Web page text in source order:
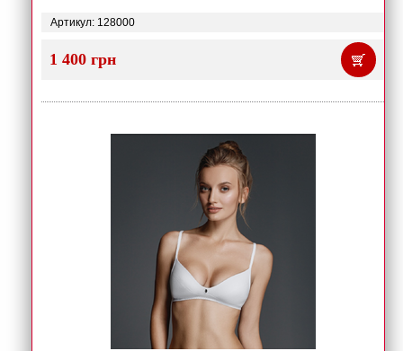
Артикул: 128000
1 400 грн